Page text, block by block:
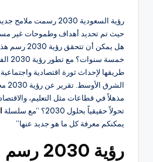
رؤية السعودية 2030
حيث تم تحديد أهداف وطموحات غير
هل يمكن أن
خمسة
طريقها لإحداث ثورة اقتصادية
مذهلاً في قطاعات مثل التعليم،
تحولاً حقيقياً بحلول 2030؟ “مع سلسلة
يمكنكم معرفة كل ما هو جديد عنها”
رؤية 2030 رسم